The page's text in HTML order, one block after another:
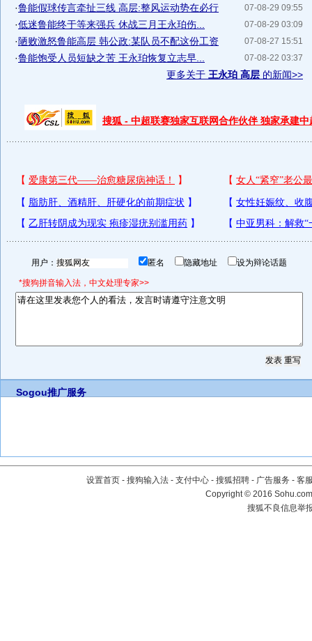
07-08-29 09:55
·鲁能假球传言牵扯三线 高层:整风运动势在必行
07-08-29 03:09
·低迷鲁能终于等来强兵 休战三月王永珀伤...
07-08-27 15:51
·陋败激怒鲁能高层 韩公政:某队员不配这份工资
07-08-22 03:37
·鲁能饱受人员短缺之苦 王永珀恢复立志早...
更多关于 王永珀 高层 的新闻>>
搜狐 - 中超联赛独家互联网合作伙伴 独家承建中
用户： 匿名 隐藏地址 设为辩论话题
*搜狗拼音输入法，中文处理专家>>
Sogou推广服务
设置首页 - 搜狗输入法 - 支付中心 - 搜狐招聘 - 广告服务 - 客
Copyright©2016
搜狐不良信息举